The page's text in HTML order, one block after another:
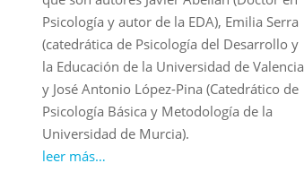
Psicología y autor de la EDA), Emilia Serra
(catedrática de Psicología del Desarrollo y
la Educación de la Universidad de
y José Antonio López-Pina (Catedrático de
Psicología Básica y Metodología de la
Universidad de Murcia).
leer más…